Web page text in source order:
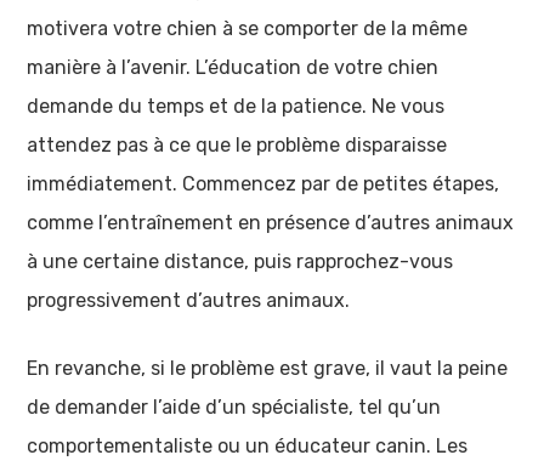
motivera votre chien à se comporter de la même
manière à l’avenir. L’éducation de votre chien
demande du temps et de la patience. Ne vous
attendez pas à ce que le problème disparaisse
immédiatement. Commencez par de petites étapes,
comme l’entraînement en présence d’autres animaux
à une certaine distance, puis rapprochez-vous
progressivement d’autres animaux.
En revanche, si le problème est grave, il vaut la peine
de demander l’aide d’un spécialiste, tel qu’un
comportementaliste ou un éducateur canin. Les